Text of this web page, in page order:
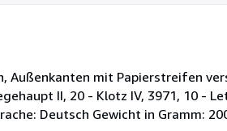
Außenkanten mit Papierstreifen
II, 20 - Klotz IV, 3971, 10 -
Deutsch Gewicht in Gramm: